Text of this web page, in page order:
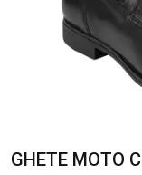
GHETE MOTO